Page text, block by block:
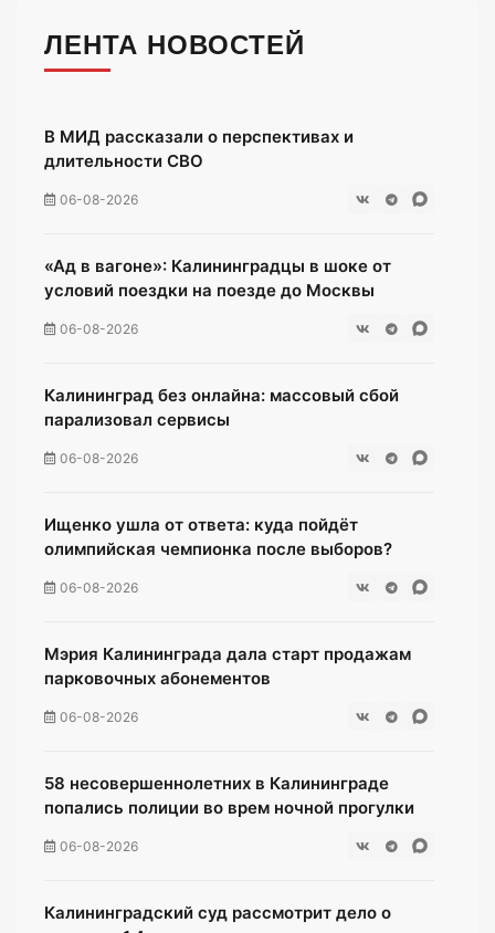
ЛЕНТА НОВОСТЕЙ
В МИД рассказали о перспективах и
длительности СВО
06-08-2026
«Ад в вагоне»: Калининградцы в шоке от
условий поездки на поезде до Москвы
06-08-2026
Калининград без онлайна: массовый сбой
парализовал сервисы
06-08-2026
Ищенко ушла от ответа: куда пойдёт
олимпийская чемпионка после выборов?
06-08-2026
Мэрия Калининграда дала старт продажам
парковочных абонементов
06-08-2026
58 несовершеннолетних в Калининграде
попались полиции во врем ночной прогулки
06-08-2026
Калининградский суд рассмотрит дело о